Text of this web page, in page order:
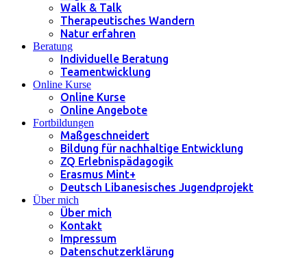
Walk & Talk
Therapeutisches Wandern
Natur erfahren
Beratung
Individuelle Beratung
Teamentwicklung
Online Kurse
Online Kurse
Online Angebote
Fortbildungen
Maßgeschneidert
Bildung für nachhaltige Entwicklung
ZQ Erlebnispädagogik
Erasmus Mint+
Deutsch Libanesisches Jugendprojekt
Über mich
Über mich
Kontakt
Impressum
Datenschutzerklärung